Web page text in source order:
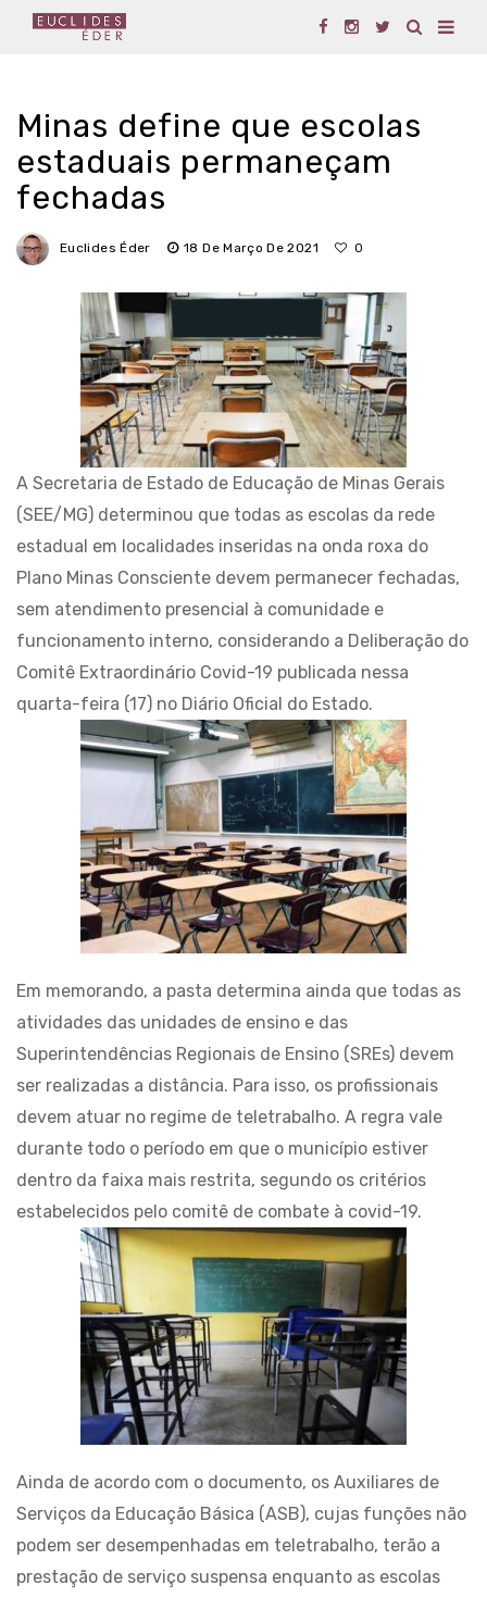
Minas define que escolas
estaduais permaneçam
fechadas
Euclides Éder 18 De Março De 2021 0
A Secretaria de Estado de Educação de Minas Gerais
(SEE/MG) determinou que todas as escolas da rede
estadual em localidades inseridas na onda roxa do
Plano Minas Consciente devem permanecer fechadas,
sem atendimento presencial à comunidade e
funcionamento interno, considerando a Deliberação do
Comitê Extraordinário Covid-19 publicada nessa
quarta-feira (17) no Diário Oficial do Estado.
Em memorando, a pasta determina ainda que todas as
atividades das unidades de ensino e das
Superintendências Regionais de Ensino (SREs) devem
ser realizadas a distância. Para isso, os profissionais
devem atuar no regime de teletrabalho. A regra vale
durante todo o período em que o município estiver
dentro da faixa mais restrita, segundo os critérios
estabelecidos pelo comitê de combate à covid-19.
Ainda de acordo com o documento, os Auxiliares de
Serviços da Educação Básica (ASB), cujas funções não
podem ser desempenhadas em teletrabalho, terão a
prestação de serviço suspensa enquanto as escolas